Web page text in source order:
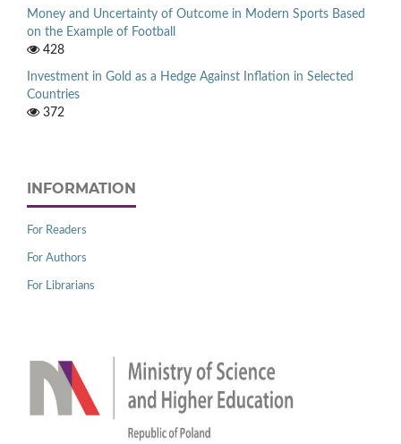
Money and Uncertainty of Outcome in Modern Sports Based
on the Example of Football
428
Investment in Gold as a Hedge Against Inflation in Selected
Countries
372
INFORMATION
For Readers
For Authors
For Librarians